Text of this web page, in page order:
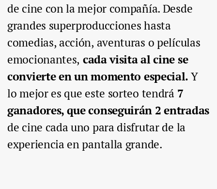
de cine con la mejor compañía. Desde
grandes superproducciones hasta
comedias, acción, aventuras o películas
emocionantes, cada visita al cine se
convierte en un momento especial.Y
lo mejor es que este sorteo tendrá 7
ganadores, que conseguirán 2 entradas
de cine cada uno para disfrutar de la
experiencia en pantalla grande.